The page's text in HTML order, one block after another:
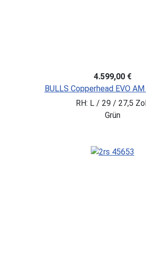
4.599,00 €
BULLS Copperhead EVO
RH: L / 29 / 27,5
Grün